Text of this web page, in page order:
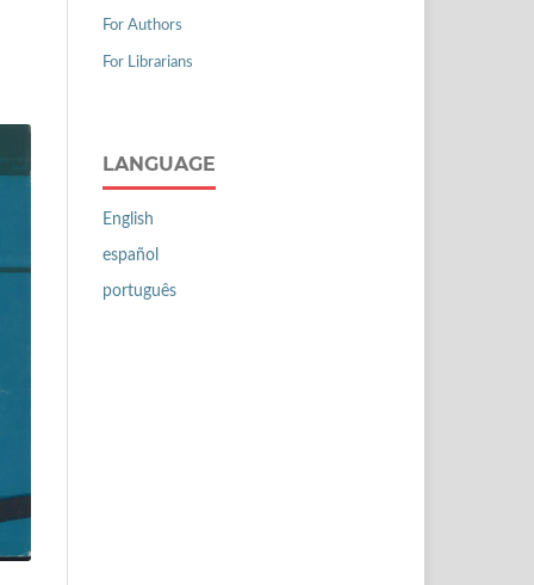
For Authors
For Librarians
LANGUAGE
English
español
português